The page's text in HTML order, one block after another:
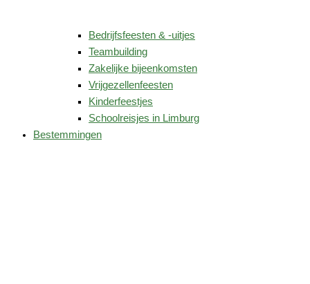
Bedrijfsfeesten & -uitjes
Teambuilding
Zakelijke bijeenkomsten
Vrijgezellenfeesten
Kinderfeestjes
Schoolreisjes in Limburg
Bestemmingen